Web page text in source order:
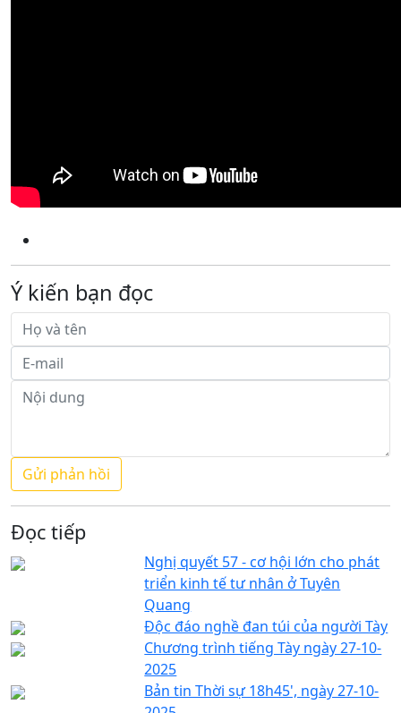
Ý kiến bạn đọc
Đọc tiếp
Nghị quyết 57 - cơ hội lớn cho phát
triển kinh tế tư nhân ở Tuyên
Quang
Độc đáo nghề đan túi của người Tày
Chương trình tiếng Tày ngày 27-10-
2025
Bản tin Thời sự 18h45', ngày 27-10-